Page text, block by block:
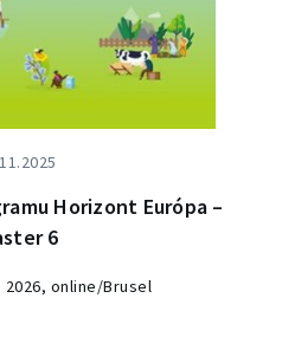
Horizont Európa –
6
2026, online/Brusel